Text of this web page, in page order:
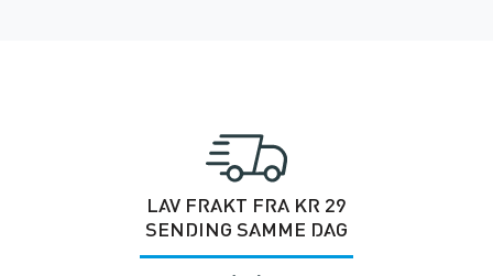
LAV FRAKT FRA KR 29
SENDING SAMME DAG